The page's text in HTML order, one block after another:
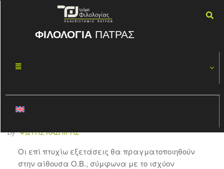
ΦΙΛΟΛΟΓΙΑ ΠΑΤΡΑΣ
21
Ευριπίδη:
Αλλαγή αίθουσας
By ΦΏΤΗΣ ΚΑΣΠΊΡΗΣ
Οι επί πτυχίω εξετάσεις θα πραγματοποιηθούν
στην αίθουσα Ο.Β., σύμφωνα με το ισχύον